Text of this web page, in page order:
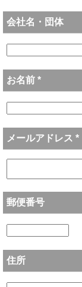
会社名・団体
お名前 *
メールアドレス *
郵便番号
住所